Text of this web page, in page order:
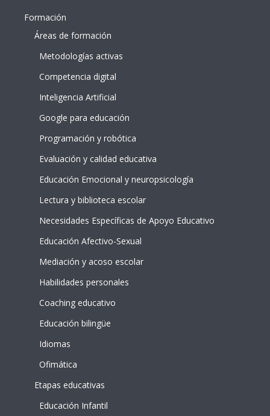
Formación
Áreas de formación
Metodologías activas
Competencia digital
Inteligencia Artificial
Google para educación
Programación y robótica
Evaluación y calidad educativa
Educación Emocional y neuropsicología
Lectura y biblioteca escolar
Necesidades Específicas de Apoyo Educativo
Educación Afectivo-Sexual
Mediación y acoso escolar
Habilidades personales
Coaching educativo
Educación bilingüe
Idiomas
Ofimática
Etapas educativas
Educación Infantil